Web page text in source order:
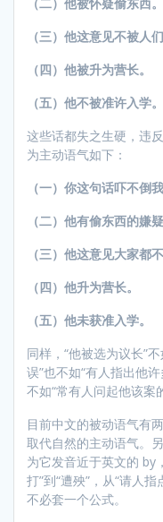
（三）他这意见不被人们
（四）他被升为营长。
（五）他不被准许入学。
这些话都失之生硬，违
为主动语气如下：
（一）你这句话吓不倒我
（二）他有偷东西的嫌疑
（三）他这意见大家都不
（四）他升为营长。
（五）他未获准入学。
同样，“他被选为议长”
误”也不如“有人指出他
不如“常有人问起他该案
目前中文的被动语气有
取代自然的主动语气。
为它发音近于英文的 by
打”到“遭殃”，从“请人
不必套一个公式。